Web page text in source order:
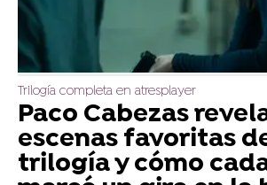
Trilogía completa en atresplayer
Paco Cabezas
escenas favoritas
trilogía y cómo